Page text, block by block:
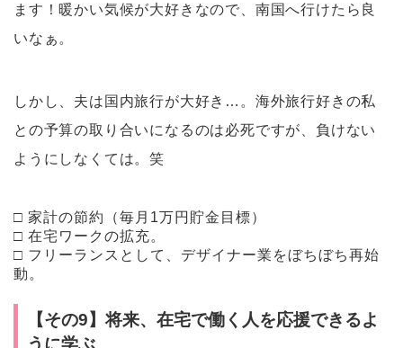
ます！暖かい気候が大好きなので、南国へ行けたら良
いなぁ。
しかし、夫は国内旅行が大好き…。海外旅行好きの私
との予算の取り合いになるのは必死ですが、負けない
ようにしなくては。笑
□ 家計の節約（毎月1万円貯金目標）
□ 在宅ワークの拡充。
□ フリーランスとして、デザイナー業をぼちぼち再始
動。
【その9】将来、在宅で働く人を応援できるよ
うに学ぶ